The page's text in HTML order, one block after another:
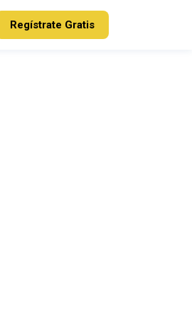
Regístrate Gratis